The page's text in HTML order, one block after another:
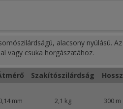
alacsony nyúlású. Az
vagy csuka horgászatához.
Szakítószilárdság Hossz
mm 2,1 kg 300 m